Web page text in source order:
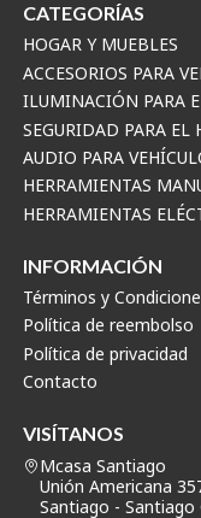
CATEGORÍAS
HOGAR Y MUEBLES
ACCESORIOS PARA
ILUMINACIÓN PARA
SEGURIDAD PARA EL
AUDIO PARA
HERRAMIENTAS
HERRAMIENTAS
INFORMACIÓN
Términos y
Política de reembolso
Política de privacidad
Contacto
VISÍTANOS
Mcasa Santiago
Unión Americana
Santiago - Santiago